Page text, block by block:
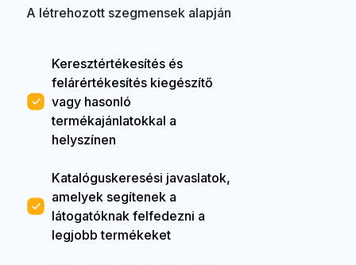
A létrehozott szegmensek alapján
Keresztértékesítés és
felárértékesítés kiegészítő
vagy hasonló
termékajánlatokkal a
helyszínen
Katalóguskeresési javaslatok,
amelyek segítenek a
látogatóknak felfedezni a
legjobb termékeket